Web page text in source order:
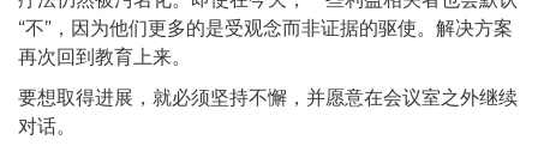
“不”，因为他们更多的是受观念而非证据的驱使。解决方案
再次回到教育上来。
要想取得进展，就必须坚持不懈，并愿意在会议室之外继续
对话。